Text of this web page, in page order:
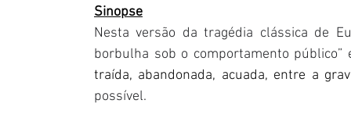
Sinopse
Nesta versão da tragédia clássica de
borbulha sob o comportamento
traída, abandonada, acuada, entre a
possível.